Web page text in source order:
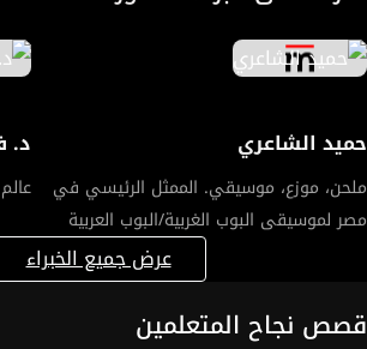
المحتوى مصمم بعناية ليناسب صغار السن،
حميد الشاعري
ملحن، موزع، موسيقي. الممثل الرئيسي في
مصر لموسيقى البوب الغربية/البوب العربية
د.
عرض جميع الخبراء
قصص نجاح المتعلمين